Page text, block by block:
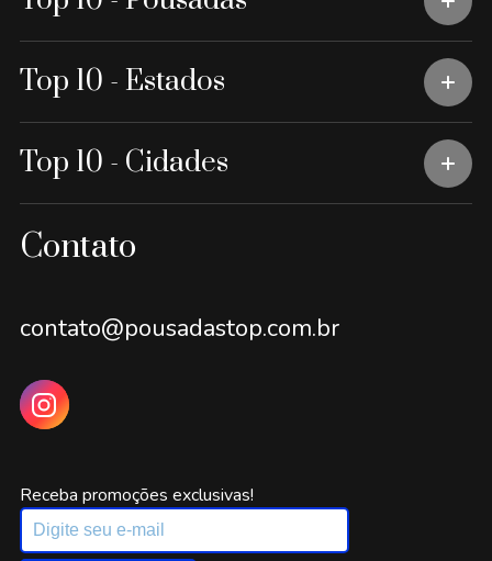
Top 10 - Estados
Top 10 - Cidades
Contato
contato@pousadastop.com.br
Receba promoções exclusivas!